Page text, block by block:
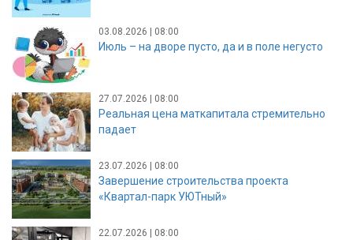
03.08.2026 | 08:00
Июль – на дворе пусто, да и в поле негусто
27.07.2026 | 08:00
Реальная цена маткапитала стремительно
падает
23.07.2026 | 08:00
Завершение строительства проекта
«Квартал-парк УЮТный»
22.07.2026 | 08:00